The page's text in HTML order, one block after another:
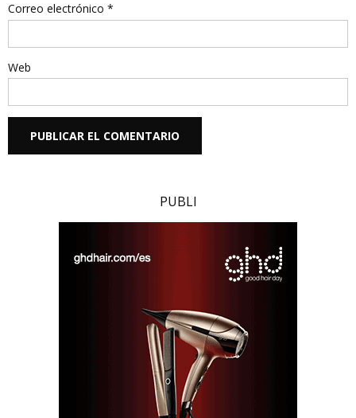
Correo electrónico *
Web
PUBLI